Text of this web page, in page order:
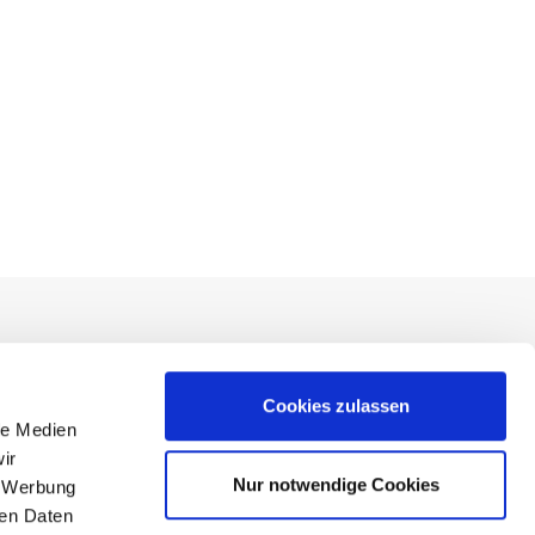
Medien
Daten
Cookies zulassen
Nur notwendige Cookies
KARRIERE
Ihr Einstieg bei uns